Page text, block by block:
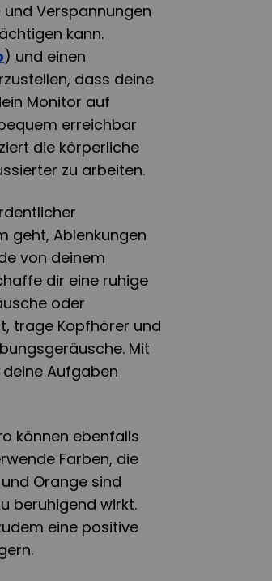
Verspannungen
kann.
) und einen
dass deine
Monitor auf
erreichbar
die körperliche
zu arbeiten.
geht, Ablenkungen
von deinem
dir eine ruhige
oder
trage Kopfhörer und
Mit
Aufgaben
können ebenfalls
Farben, die
Orange sind
beruhigend wirkt.
eine positive